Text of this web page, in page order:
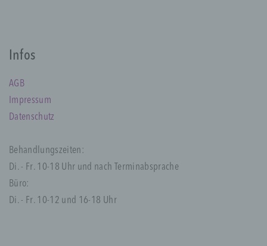
Infos
AGB
Impressum
Datenschutz
Behandlungszeiten:
Di. - Fr. 10-18 Uhr und nach Terminabsprache
Büro:
Di. - Fr. 10-12 und 16-18 Uhr
Kennnummer, zu Standortdaten, zu einer
Online-Kennung oder zu einem oder
genetischen, psychischen, wirtschaftlichen,
kulturellen oder sozialen Identität dieser
natürlichen Person sind, identifiziert werden